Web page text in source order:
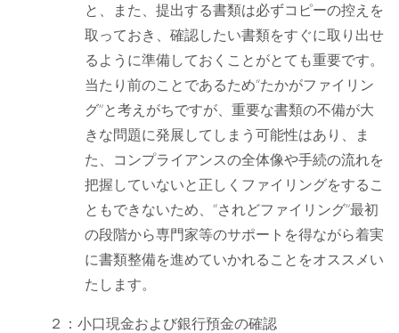
と、また、提出する書類は必ずコピーの控えを
取っておき、確認したい書類をすぐに取り出せ
るように準備しておくことがとても重要です。
当たり前のことであるため“たかがファイリン
グ”と考えがちですが、重要な書類の不備が大
きな問題に発展してしまう可能性はあり、ま
た、コンプライアンスの全体像や手続の流れを
把握していないと正しくファイリングをするこ
ともできないため、“されどファイリング”最初
の段階から専門家等のサポートを得ながら着実
に書類整備を進めていかれることをオススメい
たします。
２：小口現金および銀行預金の確認